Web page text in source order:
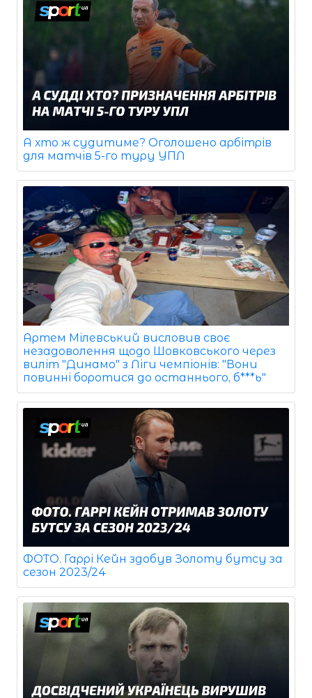
А хто ж судитиме? Оголошено арбітрів
для матчів 5-го туру УПЛ
Артем Мілевський висловив своє
незадоволення щодо Шовковського через
виліт "Динамо" з Ліги чемпіонів: "Вони
повинні боротися до останнього, б***ь"
ФОТО. Гаррі Кейн здобув Золоту бутсу за
сезон 2023/24